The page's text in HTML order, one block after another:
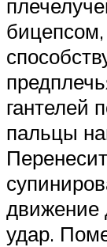
гантелей
пальцы
движение
удар.